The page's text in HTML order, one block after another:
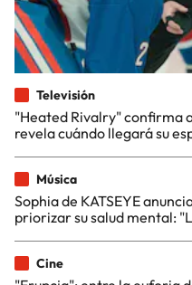
Televisión
"Heated Rivalry" confirma
revela cuándo llegará su
Música
Sophia de KATSEYE
priorizar su salud mental:
Cine